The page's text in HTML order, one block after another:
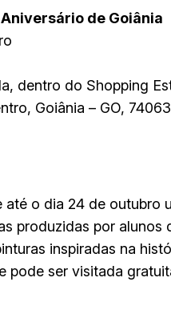
de Goiânia
dentro do Shopping
Goiânia – GO,
até o dia 24 de outubro
produzidas por
inspiradas na
pode ser visitada